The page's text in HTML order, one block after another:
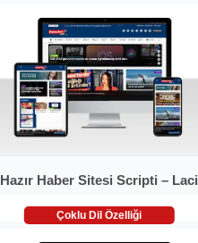
Hazır Haber Sitesi Scripti – Laci
Çoklu Dil Özelliği